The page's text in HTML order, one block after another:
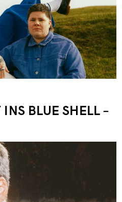
BLUE SHELL –